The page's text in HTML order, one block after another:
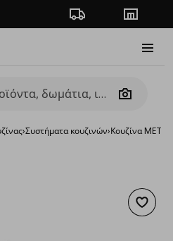
Πορεία παραγγελίας
Camera
›Συστήματα κουζινών›Κουζίνα